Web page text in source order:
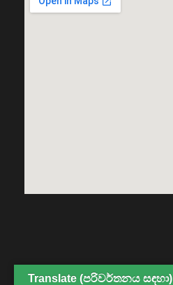
Translate (පරිවර්තනය සඳහා)